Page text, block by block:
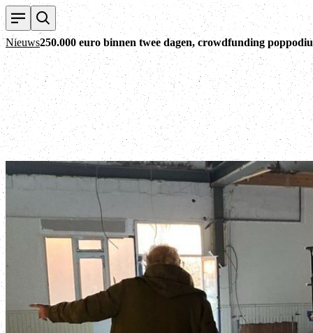
Nieuws250.000 euro binnen twee dagen, crowdfunding